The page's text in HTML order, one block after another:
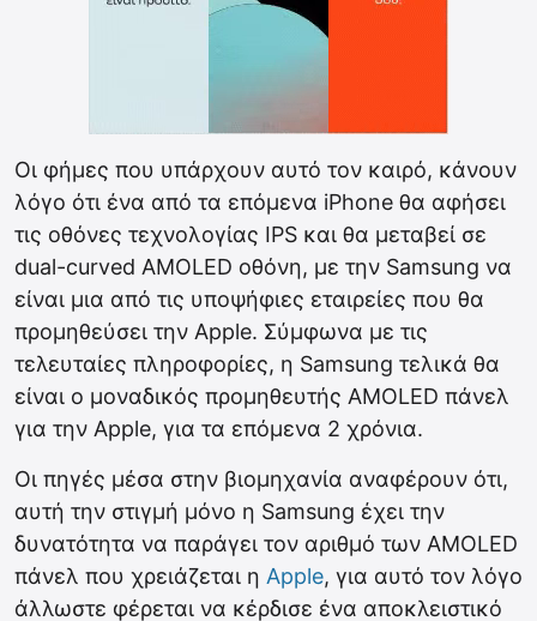
Οι φήμες που υπάρχουν αυτό τον καιρό, κάνουν
λόγο ότι ένα από τα επόμενα iPhone θα αφήσει
τις οθόνες τεχνολογίας IPS και θα μεταβεί σε
dual-curved AMOLED οθόνη, με την Samsung να
είναι μια από τις υποψήφιες εταιρείες που θα
προμηθεύσει την Apple. Σύμφωνα με τις
τελευταίες πληροφορίες, η Samsung τελικά θα
είναι ο μοναδικός προμηθευτής AMOLED πάνελ
για την Apple, για τα επόμενα 2 χρόνια.
Οι πηγές μέσα στην βιομηχανία αναφέρουν ότι,
αυτή την στιγμή μόνο η Samsung έχει την
δυνατότητα να παράγει τον αριθμό των AMOLED
πάνελ που χρειάζεται η Apple, για αυτό τον λόγο
άλλωστε φέρεται να κέρδισε ένα αποκλειστικό